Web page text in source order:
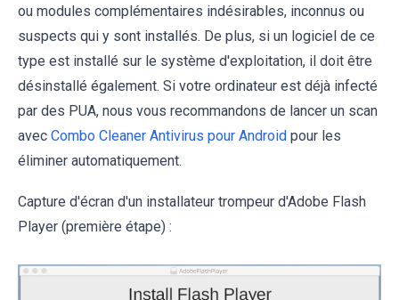
ou modules complémentaires indésirables, inconnus ou
suspects qui y sont installés. De plus, si un logiciel de ce
type est installé sur le système d'exploitation, il doit être
désinstallé également. Si votre ordinateur est déjà infecté
par des PUA, nous vous recommandons de lancer un scan
avec Combo Cleaner Antivirus pour Android pour les
éliminer automatiquement.
Capture d'écran d'un installateur trompeur d'Adobe Flash
Player (première étape) :